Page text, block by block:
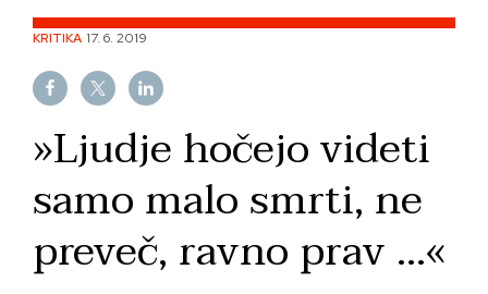
content
KRITIKA 17. 6. 2019
»Ljudje hočejo videti
samo malo smrti, ne
preveč, ravno prav …«